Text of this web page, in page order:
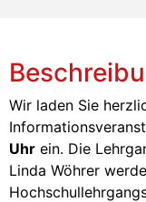
Wir laden Sie
Uhr ein. Die
Linda Wöhrer